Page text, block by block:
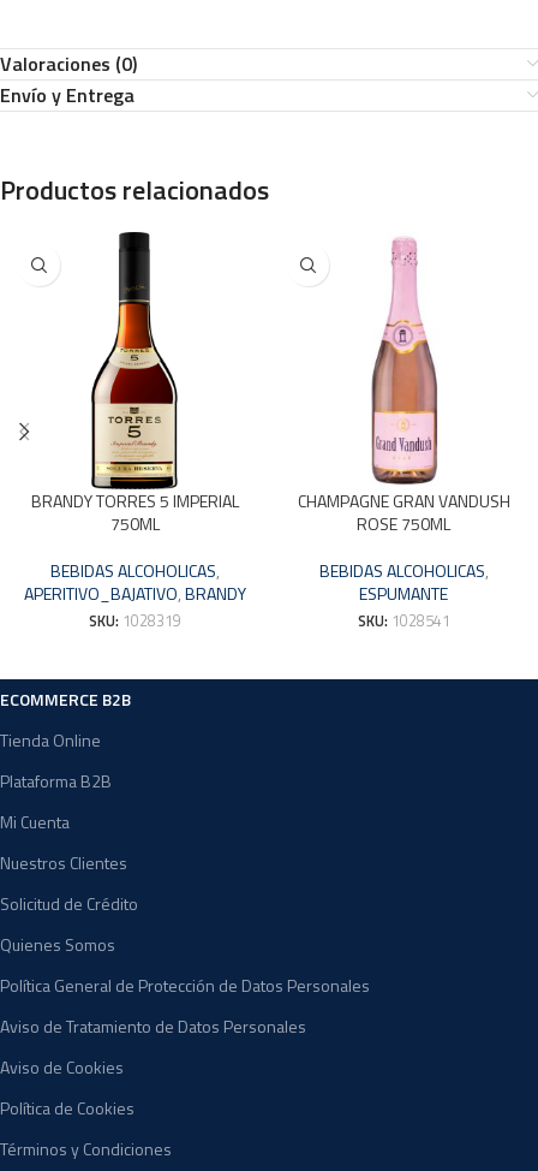
Valoraciones (0)
Envío y Entrega
Productos relacionados
BRANDY TORRES 5 IMPERIAL
750ML
BEBIDAS ALCOHOLICAS,
APERITIVO_BAJATIVO,BRANDY
SKU: 1028319
CHAMPAGNE GRAN VANDUSH
ROSE 750ML
BEBIDAS ALCOHOLICAS,
ESPUMANTE
SKU: 1028541
ECOMMERCE B2B
Tienda Online
Plataforma B2B
Mi Cuenta
Nuestros Clientes
Solicitud de Crédito
Quienes Somos
Política General de Protección de Datos Personales
Aviso de Tratamiento de Datos Personales
Aviso de Cookies
Política de Cookies
Términos y Condiciones